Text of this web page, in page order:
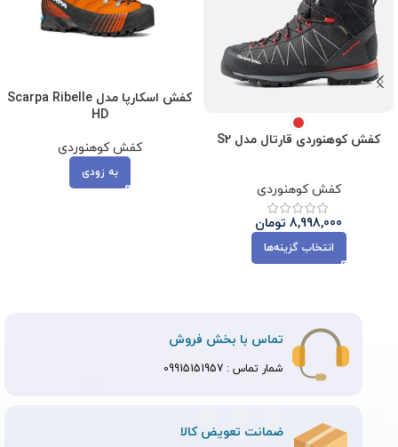
کفش کوهنوردی قارتال مدل S2
کفش کوهنوردی
8,998,000 تومان
انتخاب گزینه‌ها
کفش اسکارپا مدل Scarpa Ribelle
HD
کفش کوهنوردی
به زودی
تماس با بخش فروش
شمار تماس : 09915151957
ضمانت تعویض کالا